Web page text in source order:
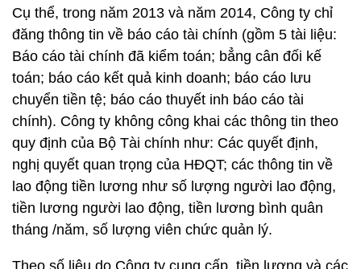
Cụ thể, trong năm 2013 và năm 2014, Công ty chỉ
đăng thông tin về báo cáo tài chính (gồm 5 tài liệu:
Báo cáo tài chính đã kiểm toán; bẳng cân đối kế
toán; báo cáo kết quả kinh doanh; báo cáo lưu
chuyển tiền tệ; báo cáo thuyết inh báo cáo tài
chính). Công ty không công khai các thông tin theo
quy định của Bộ Tài chính như: Các quyết định,
nghị quyết quan trọng của HĐQT; các thông tin về
lao động tiền lương như số lượng người lao động,
tiền lương người lao động, tiền lương bình quân
tháng /năm, số lượng viên chức quản lý.
Theo số liệu do Công ty cung cấp, tiền lương và các